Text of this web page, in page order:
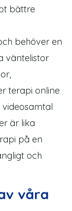
bättre
behöver en
väntelistor
terapi online
är lika
på en
och
våra